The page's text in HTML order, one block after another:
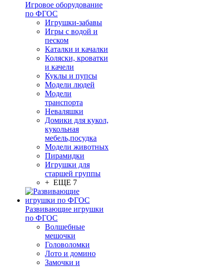
Игровое оборудование
по ФГОС
Игрушки-забавы
Игры с водой и
песком
Каталки и качалки
Коляски, кроватки
и качели
Куклы и пупсы
Модели людей
Модели
транспорта
Неваляшки
Домики для кукол,
кукольная
мебель,посудка
Модели животных
Пирамидки
Игрушки для
старшей группы
+ ЕЩЕ 7
Развивающие игрушки
по ФГОС
Волшебные
мешочки
Головоломки
Лото и домино
Замочки и